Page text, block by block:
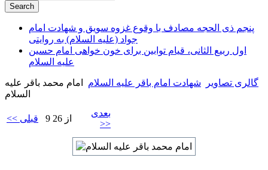
پنجم ذی الحجه مصادف با وقوع غزوه سویق و شهادت امام
جواد (علیه السلام) به روایتی
اول ربیع الثانی، قیام توابین برای خون خواهی امام حسین
علیه السلام
گالری تصاویر شهادت امام باقر علیه السلام
امام محمد باقر علیه
السلام
<< قبلی 9 از 26
بعدی
>>